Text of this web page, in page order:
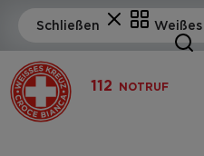
112 NOTRUF